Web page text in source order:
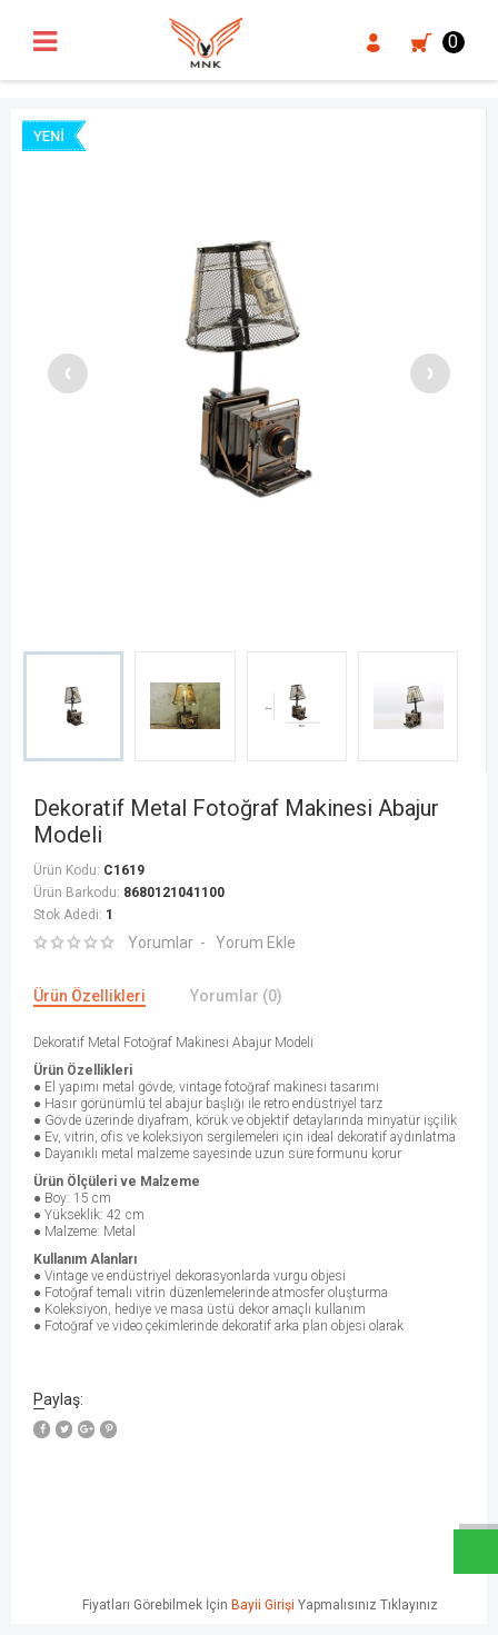
0
Dekoratif Metal Fotoğraf Makinesi Abajur
Modeli
Ürün Kodu: C1619
Ürün Barkodu: 8680121041100
Stok Adedi: 1
Yorumlar Yorum Ekle
Fiyatları Görebilmek İçin Bayii Girişi Yapmalısınız Tıklayınız
Ürün Özellikleri Yorumlar (0)
Dekoratif Metal Fotoğraf Makinesi Abajur Modeli
Ürün Özellikleri
● El yapımı metal gövde, vintage fotoğraf makinesi tasarımı
● Hasır görünümlü tel abajur başlığı ile retro endüstriyel tarz
● Gövde üzerinde diyafram, körük ve objektif detaylarında minyatür işçilik
● Ev, vitrin, ofis ve koleksiyon sergilemeleri için ideal dekoratif aydınlatma
● Dayanıklı metal malzeme sayesinde uzun süre formunu korur
Ürün Ölçüleri ve Malzeme
● Boy: 15 cm
● Yükseklik: 42 cm
● Malzeme: Metal
Kullanım Alanları
● Vintage ve endüstriyel dekorasyonlarda vurgu objesi
● Fotoğraf temalı vitrin düzenlemelerinde atmosfer oluşturma
● Koleksiyon, hediye ve masa üstü dekor amaçlı kullanım
● Fotoğraf ve video çekimlerinde dekoratif arka plan objesi olarak
Paylaş: